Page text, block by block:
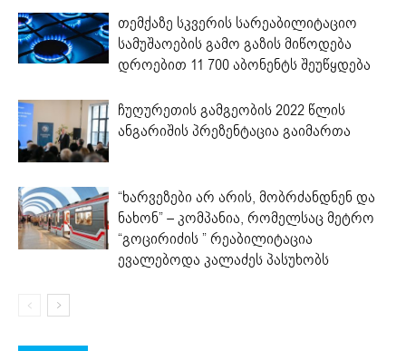
თემქაზე სკვერის სარეაბილიტაციო
სამუშაოების გამო გაზის მიწოდება
დროებით 11 700 აბონენტს შეუწყდება
ჩუღურეთის გამგეობის 2022 წლის
ანგარიშის პრეზენტაცია გაიმართა
“ხარვეზები არ არის, მობრძანდნენ და
ნახონ” – კომპანია, რომელსაც მეტრო
“გოცირიძის ” რეაბილიტაცია
ევალებოდა კალაძეს პასუხობს